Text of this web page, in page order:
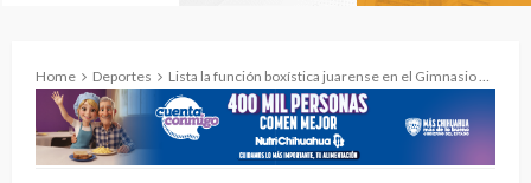
Home Deportes Lista la función boxística juarense en el Gimnasio Municipal Josué Neri Santos.